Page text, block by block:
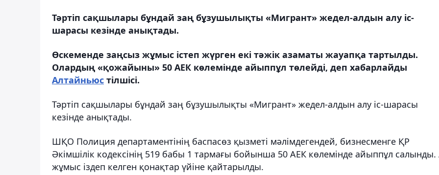
Тәртіп сақшылары бұндай заң бұзушылықты «Мигрант» жедел-алдын алу іс-
шарасы кезінде анықтады.
Өскеменде заңсыз жұмыс істеп жүрген екі тәжік азаматы жауапқа тартылды.
Олардың «қожайыны» 50 АЕК көлемінде айыппұл төлейді, деп хабарлайды
Алтайньюс тілшісі.
Тәртіп сақшылары бұндай заң бұзушылықты «Мигрант» жедел-алдын алу іс-шарасы
кезінде анықтады.
ШҚО Полиция департаментінің баспасөз қызметі мәлімдегендей, бизнесменге ҚР
Әкімшілік кодексінің 519 бабы 1 тармағы бойынша 50 АЕК көлемінде айыппұл салынды.
жұмыс іздеп келген қонақтар үйіне қайтарылды.